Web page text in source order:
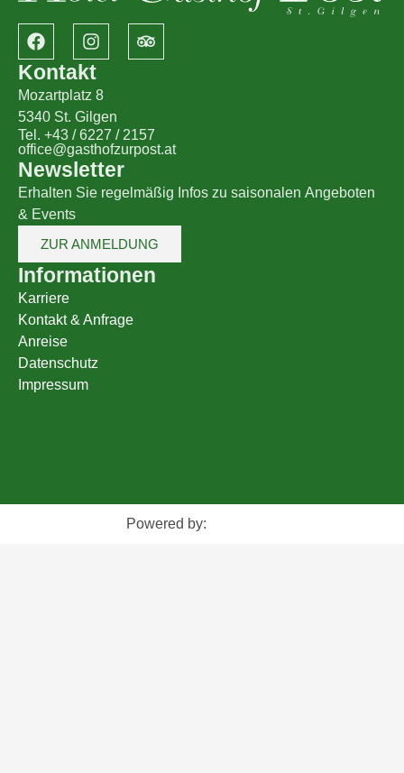
Kontakt
Mozartplatz 8
5340 St. Gilgen
Tel. +43 / 6227 / 2157
office@gasthofzurpost.at
Newsletter
Erhalten Sie regelmäßig Infos zu saisonalen Angeboten
& Events
ZUR ANMELDUNG
Informationen
Karriere
Kontakt & Anfrage
Anreise
Datenschutz
Impressum
Powered by: